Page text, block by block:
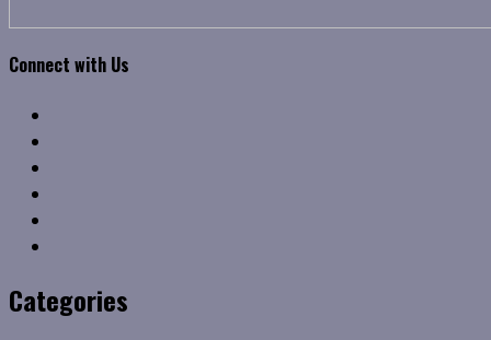
Connect with Us
Categories